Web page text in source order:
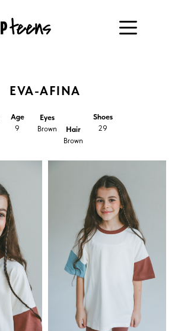
Hair
Brown
Eyes
Brown
Shoes
29
Age
9
EVA-AFINA